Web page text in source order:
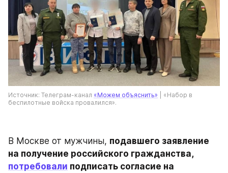
Источник: Телеграм-канал «Можем объяснить» | «Набор в
беспилотные войска провалился».
В Москве от мужчины, подавшего заявление
на получение российского гражданства,
потребовали подписать согласие на